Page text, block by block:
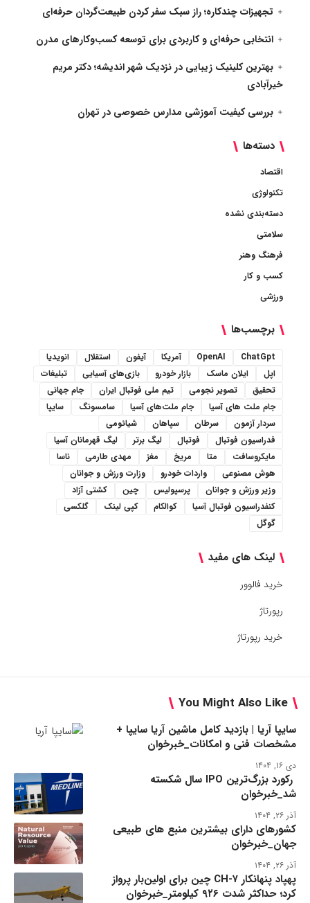
تجهیزات چندکاره؛ راز سبک سفر کردن طبیعت‌گردان حرفه‌ای
انتخابی حرفه‌ای و کاربردی برای توسعه کسب‌وکارهای مدرن
بهترین کلینیک زیبایی در نزدیک شهر اندیشه؛ دکتر مریم
خیرآبادی
بررسی کیفیت آموزشی مدارس خصوصی در تهران
دسته‌ها
اقتصاد
تکنولوژی
دسته‌بندی نشده
سلامتی
فرهنگ وهنر
کسب و کار
ورزشی
برچسب‌ها
ChatGpt
OpenAI آمریکا آیفون استقلال
انویدیا
اپل
ایلان ماسک بازار خودرو بازی‌های آسیایی
تبلیغات
تحقیق
تصویر نجومی تیم ملی فوتبال ایران
جام جهانی
جام ملت های آسیا
جام ملت‌های آسیا سامسونگ
سایپا
سردار آزمون
سرطان سپاهان
شیائومی
فدراسیون فوتبال
فوتبال لیگ برتر
لیگ قهرمانان آسیا
مایکروسافت
متا مریخ مغز مهدی طارمی
ناسا
هوش مصنوعی
واردات خودرو
وزارت ورزش و جوانان
وزیر ورزش و جوانان
پرسپولیس چین
کشتی آزاد
کنفدراسیون فوتبال آسیا
کوالکام کپی لینک
گلکسی
گوگل
لینک های مفید
خرید فالوور
رپورتاژ
خرید رپورتاژ
You Might Also Like
سایپا آریا | بازدید کامل ماشین آریا سایپا +
مشخصات فنی و امکانات_خبرخوان
دی ۱۶, ۱۴۰۴
رکورد بزرگ‌ترین IPO سال شکسته
شد_خبرخوان
آذر ۲۶, ۱۴۰۴
کشورهای دارای بیشترین منبع های طبیعی
جهان_خبرخوان
آذر ۲۶, ۱۴۰۴
پهپاد پنهانکار CH-۷ چین برای اولین‌بار پرواز
کرد؛ حداکثر شدت ۹۲۶ کیلومتر_خبرخوان